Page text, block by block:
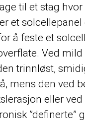
til et stag hvor
et solcellepanel
å feste et
Ved mild
trinnløst,
mens den ved
eller
”definerte”